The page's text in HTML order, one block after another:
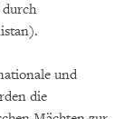
durch
und
die